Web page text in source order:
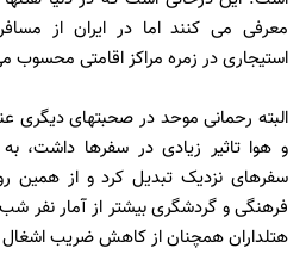
معرفی می کنند اما در ایران از
استیجاری در زمره مراکز اقامتی محسوب
البته رحمانی موحد در صحبتهای
و هوا تاثیر زیادی در سفرها داشت،
سفرهای نزدیک تبدیل کرد و از همین رو
فرهنگی و گردشگری بیشتر از آمار نفر
هتلداران همچنان از کاهش ضریب